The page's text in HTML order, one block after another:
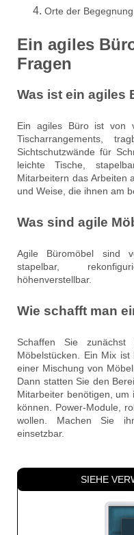
Orte der Begegnung
Ein agiles
Fragen
Was ist ein agiles
Ein agiles Büro ist von
Tischarrangements,
Sichtschutzwände für
leichte Tische,
Mitarbeitern das Arbeiten
und Weise, die ihnen am
Was sind agile
Agile Büromöbel sind
stapelbar,
höhenverstellbar.
Wie schafft man
Schaffen Sie zunächst
Möbelstücken. Ein Mix
einer Mischung von
Dann statten Sie den
Mitarbeiter benötigen,
können. Power-Module,
wollen. Machen Sie
einsetzbar.
SIEHE